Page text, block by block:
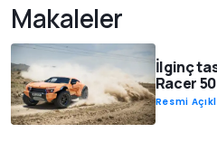
Makaleler
İlginç
Racer
Resmi